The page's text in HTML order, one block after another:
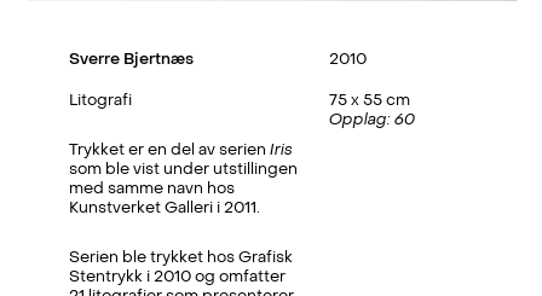
Sverre Bjertnæs
2010
Litografi
Trykket er en del av serienIris
som ble vist under utstillingen
med samme navn hos
Kunstverket Galleri i 2011.
Serien ble trykket hos Grafisk
Stentrykk i 2010 og omfatter
75 x 55 cm
Opplag: 60